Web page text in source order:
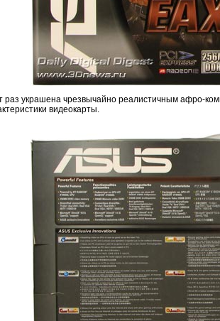
раз украшена чрезвычайно реалистичным афро-
видеокарты.